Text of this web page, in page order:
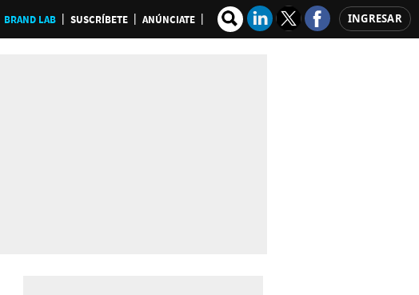
BRAND LAB SUSCRÍBETE ANÚNCIATE INGRESAR